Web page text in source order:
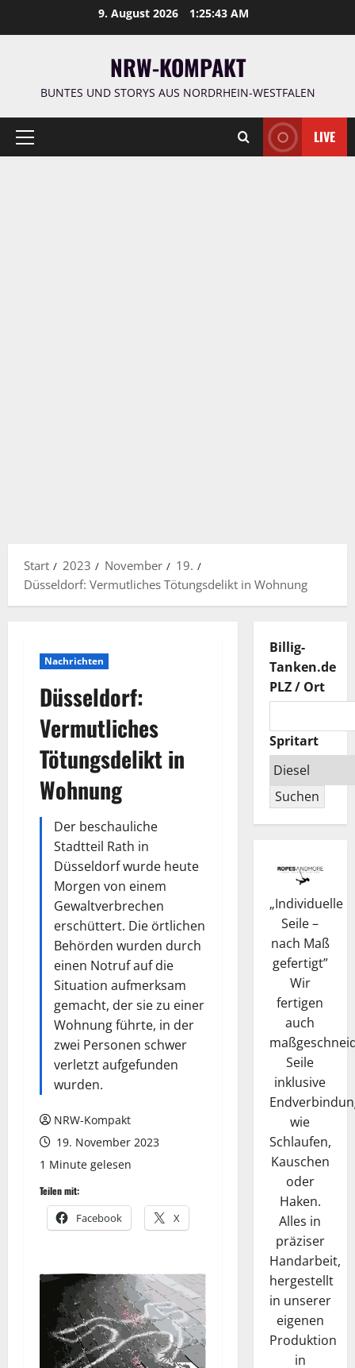
9. August 2026 1:25:44 AM
NRW-KOMPAKT
BUNTES UND STORYS AUS NORDRHEIN-WESTFALEN
Primäres
LIVE
Start 2023 November
19.
Düsseldorf: Vermutliches Tötungsdelikt in Wohnung
Nachrichten
Düsseldorf:
Vermutliches
Tötungsdelikt in
Wohnung
Der beschauliche
Stadtteil Rath in
Düsseldorf wurde heute
Morgen von einem
Gewaltverbrechen
erschüttert. Die örtlichen
Behörden wurden durch
einen Notruf auf die
Situation aufmerksam
gemacht, der sie zu einer
Wohnung führte, in der
zwei Personen schwer
verletzt aufgefunden
wurden.
NRW-Kompakt
19. November 2023
1 Minute gelesen
Teilen mit:
Facebook X
Billig-
Tanken.de
PLZ / Ort
Spritart
Suchen
„Individuelle
Seile –
nach Maß
gefertigt”
Wir
fertigen
auch
Seile
inklusive
wie
Schlaufen,
Kauschen
oder
Haken.
Alles in
präziser
Handarbeit,
hergestellt
in unserer
eigenen
Produktion
in